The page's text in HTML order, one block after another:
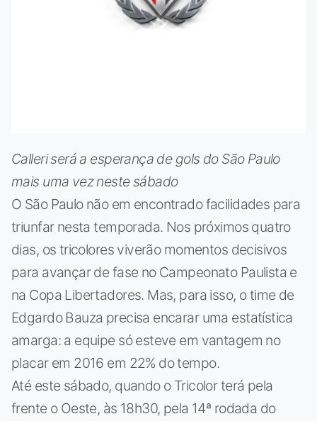
Calleri será a esperança de gols do São Paulo
mais uma vez neste sábado
O São Paulo não em encontrado facilidades para
triunfar nesta temporada. Nos próximos quatro
dias, os tricolores viverão momentos decisivos
para avançar de fase no Campeonato Paulista e
na Copa Libertadores. Mas, para isso, o time de
Edgardo Bauza precisa encarar uma estatística
amarga: a equipe só esteve em vantagem no
placar em 2016 em 22% do tempo.
Até este sábado, quando o Tricolor terá pela
frente o Oeste, às 18h30, pela 14ª rodada do